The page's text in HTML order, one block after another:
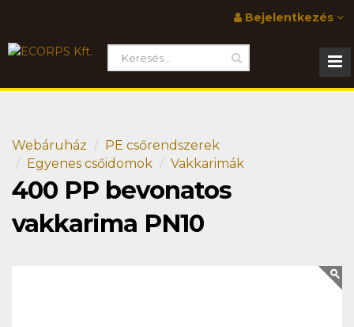
Bejelentkezés
Webáruház
PE csőrendszerek
Egyenes csőidomok
Vakkarimák
400 PP bevonatos
vakkarima PN10